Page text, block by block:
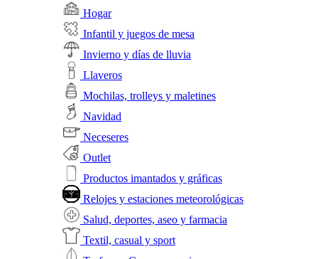
Hogar
Infantil y juegos de mesa
Invierno y días de lluvia
Llaveros
Mochilas, trolleys y maletines
Navidad
Neceseres
Outlet
Productos imantados y gráficas
Relojes y estaciones meteorológicas
Salud, deportes, aseo y farmacia
Textil, casual y sport